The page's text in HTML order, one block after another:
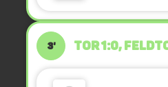
3' TOR 1:0,